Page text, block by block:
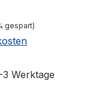
gespart)
Werktage